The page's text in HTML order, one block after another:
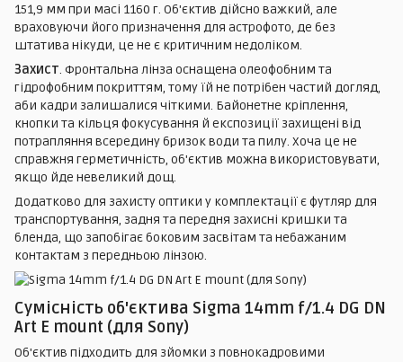
151,9 мм при масі 1160 г. Об'єктив дійсно важкий, але
враховуючи його призначення для астрофото, де без
штатива нікуди, це не є критичним недоліком.
Захист. Фронтальна лінза оснащена олеофобним та
гідрофобним покриттям, тому їй не потрібен частий догляд,
аби кадри залишалися чіткими. Байонетне кріплення,
кнопки та кільця фокусування й експозиції захищені від
потрапляння всередину бризок води та пилу. Хоча це не
справжня герметичність, об'єктив можна використовувати,
якщо йде невеликий дощ.
Додатково для захисту оптики у комплектації є футляр для
транспортування, задня та передня захисні кришки та
бленда, що запобігає боковим засвітам та небажаним
контактам з передньою лінзою.
Сумісність об'єктива Sigma 14mm f/1.4 DG DN
Art E mount (для Sony)
Об'єктив підходить для зйомки з повнокадровими